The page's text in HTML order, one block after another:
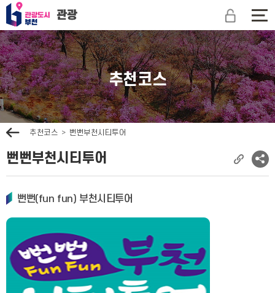
관
광
도
시
부
천
문
광
관
광
전
체
메
뉴
보
기
추천코스
이
추천코스 뻔뻔부천시티투어
뻔뻔부천시티투어
현
재
소
셜
뻔뻔(fun fun) 부천시티투어